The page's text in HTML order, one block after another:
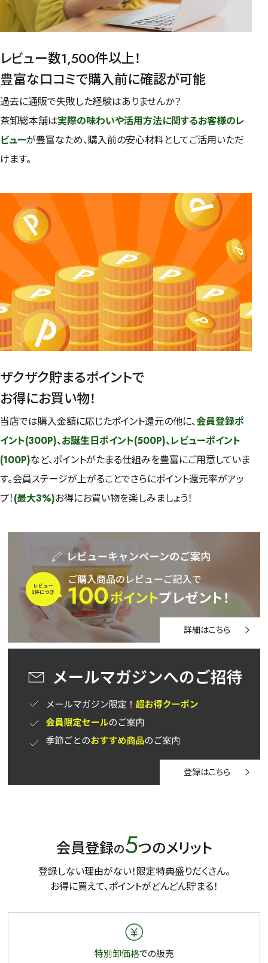
レビュー数1,500件以上！
豊富な口コミで購入前に確認が可能
過去に通販で失敗した経験はありませんか？
茶卸総本舗は実際の味わいや活用方法に関するお客様のレ
ビューが豊富なため、購入前の安心材料としてご活用いただ
けます。
ザクザク貯まるポイントで
お得にお買い物！
当店では購入金額に応じたポイント還元の他に、会員登録ポ
イント(300P)、お誕生日ポイント(500P)、レビューポイント
(100P)など、ポイントがたまる仕組みを豊富にご用意していま
す。会員ステージが上がることでさらにポイント還元率がアッ
プ！(最大3%)お得にお買い物を楽しみましょう！
詳細はこちら
登録はこちら
会員登録の5つのメリット
登録しない理由がない！限定特典盛りだくさん。
お得に買えて、ポイントがどんどん貯まる！
特別卸価格での販売